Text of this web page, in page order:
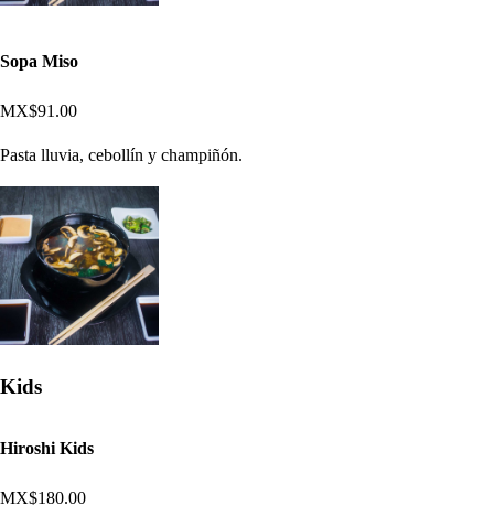
Sopa Miso
MX$91.00
Pasta lluvia, cebollín y champiñón.
Kids
Hiroshi Kids
MX$180.00